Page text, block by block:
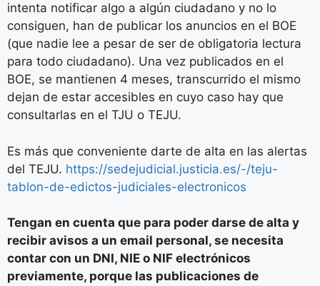
intenta notificar algo a algún ciudadano y no lo
consiguen, han de publicar los anuncios en el BOE
(que nadie lee a pesar de ser de obligatoria lectura
para todo ciudadano). Una vez publicados en el
BOE, se mantienen 4 meses, transcurrido el mismo
dejan de estar accesibles en cuyo caso hay que
consultarlas en el TJU o TEJU.
Es más que conveniente darte de alta en las alertas
del TEJU. https://sedejudicial.justicia.es/-/teju-
tablon-de-edictos-judiciales-electronicos
Tengan en cuenta que para poder darse de alta y
recibir avisos a un email personal, se necesita
contar con un DNI, NIE o NIF electrónicos
previamente, porque las publicaciones de